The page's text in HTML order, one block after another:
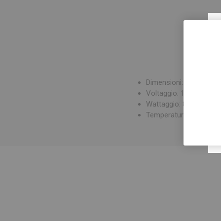
Dimensioni: Ø 45 mm/
Voltaggio: 110-240
Wattaggio: 85-115
Temperatura: 230°C -